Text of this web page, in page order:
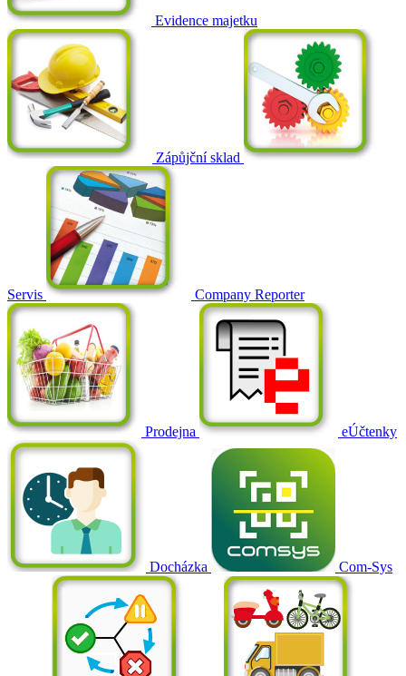
Evidence majetku
Zápůjční sklad
Servis Company Reporter
Prodejna eÚčtenky
Docházka Com-Sys